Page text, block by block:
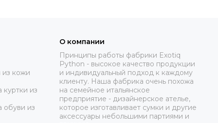
из кожи
куртки из
обуви из
О компании
Принципы работы фабрики Exotiq
Python - высокое качество продукции
и индивидуальный подход к каждому
клиенту. Наша фабрика очень похожа
на семейное итальянское
предприятие - дизайнерское ателье,
которое изготавливает сумки и другие
аксессуары небольшими партиями и